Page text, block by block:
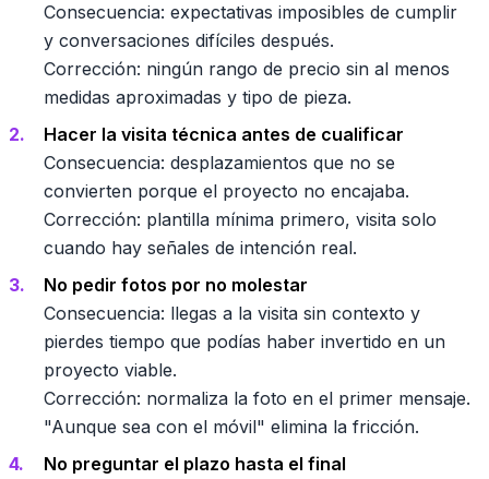
Consecuencia: expectativas imposibles de cumplir
y conversaciones difíciles después.
Corrección: ningún rango de precio sin al menos
medidas aproximadas y tipo de pieza.
Hacer la visita técnica antes de cualificar
Consecuencia: desplazamientos que no se
convierten porque el proyecto no encajaba.
Corrección: plantilla mínima primero, visita solo
cuando hay señales de intención real.
No pedir fotos por no molestar
Consecuencia: llegas a la visita sin contexto y
pierdes tiempo que podías haber invertido en un
proyecto viable.
Corrección: normaliza la foto en el primer mensaje.
"Aunque sea con el móvil" elimina la fricción.
No preguntar el plazo hasta el final